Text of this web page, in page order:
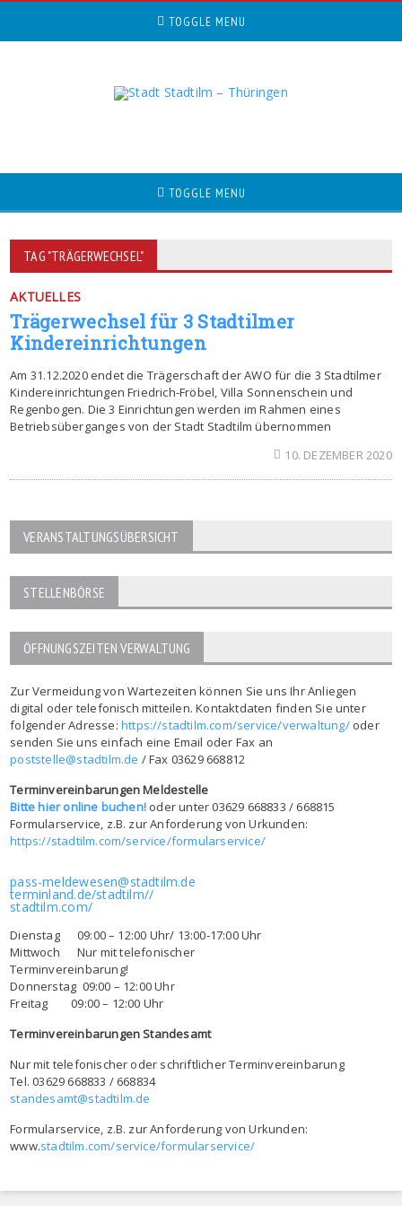
TOGGLE MENU
TOGGLE MENU
TAG "TRÄGERWECHSEL"
AKTUELLES
Trägerwechsel für 3 Stadtilmer
Kindereinrichtungen
Am 31.12.2020 endet die Trägerschaft der AWO für die 3 Stadtilmer
Kindereinrichtungen Friedrich-Fröbel, Villa Sonnenschein und
Regenbogen. Die 3 Einrichtungen werden im Rahmen eines
Betriebsüberganges von der Stadt Stadtilm übernommen
10. DEZEMBER 2020
VERANSTALTUNGSÜBERSICHT
STELLENBÖRSE
ÖFFNUNGSZEITEN VERWALTUNG
Zur Vermeidung von Wartezeiten können Sie uns Ihr Anliegen
digital oder telefonisch mitteilen. Kontaktdaten finden Sie unter
folgender Adresse: https://stadtilm.com/service/verwaltung/oder
senden Sie uns einfach eine Email oder Fax an
poststelle@stadtilm.de / Fax 03629 668812
Terminvereinbarungen Meldestelle
Bitte hier online buchen! oder unter 03629 668833 / 668815
Formularservice, z.B. zur Anforderung von Urkunden:
https://stadtilm.com/service/formularservice/
pass-meldewesen@stadtilm.de
terminland.de/stadtilm//
stadtilm.com/
Dienstag 09:00 – 12:00 Uhr/ 13:00-17:00 Uhr
Mittwoch Nur mit telefonischer
Terminvereinbarung!
Donnerstag 09:00 – 12:00 Uhr
Freitag 09:00 – 12:00 Uhr
Terminvereinbarungen Standesamt
Nur mit telefonischer oder schriftlicher Terminvereinbarung
Tel. 03629 668833 / 668834
standesamt@stadtilm.de
Formularservice, z.B. zur Anforderung von Urkunden:
www.stadtilm.com/service/formularservice/